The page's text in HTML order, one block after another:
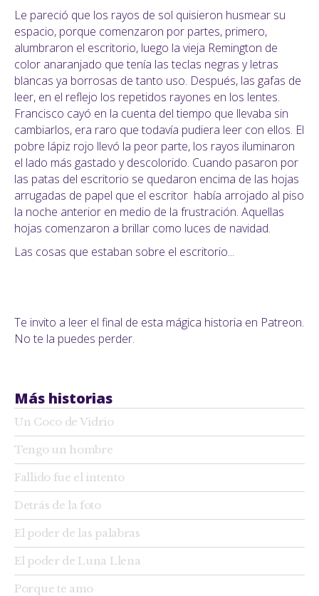
Le pareció que los rayos de sol quisieron husmear su
espacio, porque comenzaron por partes, primero,
alumbraron el escritorio, luego la vieja Remington de
color anaranjado que tenía las teclas negras y letras
blancas ya borrosas de tanto uso. Después, las gafas de
leer, en el reflejo los repetidos rayones en los lentes.
Francisco cayó en la cuenta del tiempo que llevaba sin
cambiarlos, era raro que todavía pudiera leer con ellos. El
pobre lápiz rojo llevó la peor parte, los rayos iluminaron
el lado más gastado y descolorido. Cuando pasaron por
las patas del escritorio se quedaron encima de las hojas
arrugadas de papel que el escritor había arrojado al piso
la noche anterior en medio de la frustración. Aquellas
hojas comenzaron a brillar como luces de navidad.
Las cosas que estaban sobre el escritorio...
Te invito a leer el final de esta mágica historia en Patreon.
No te la puedes perder.
Más historias
Un Coco de Vidrio
Tengo un hombre
Fallido fue el intento
Detrás de la foto
El poder de las palabras
El poder de Luna Llena
Porque te amo